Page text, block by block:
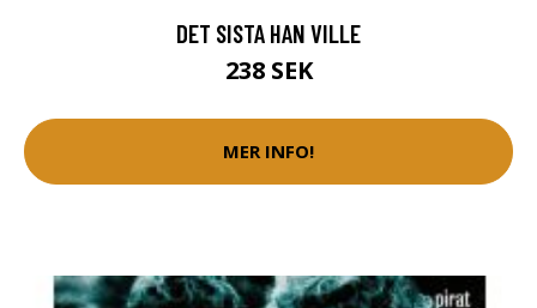
DET SISTA HAN VILLE
238 SEK
MER INFO!